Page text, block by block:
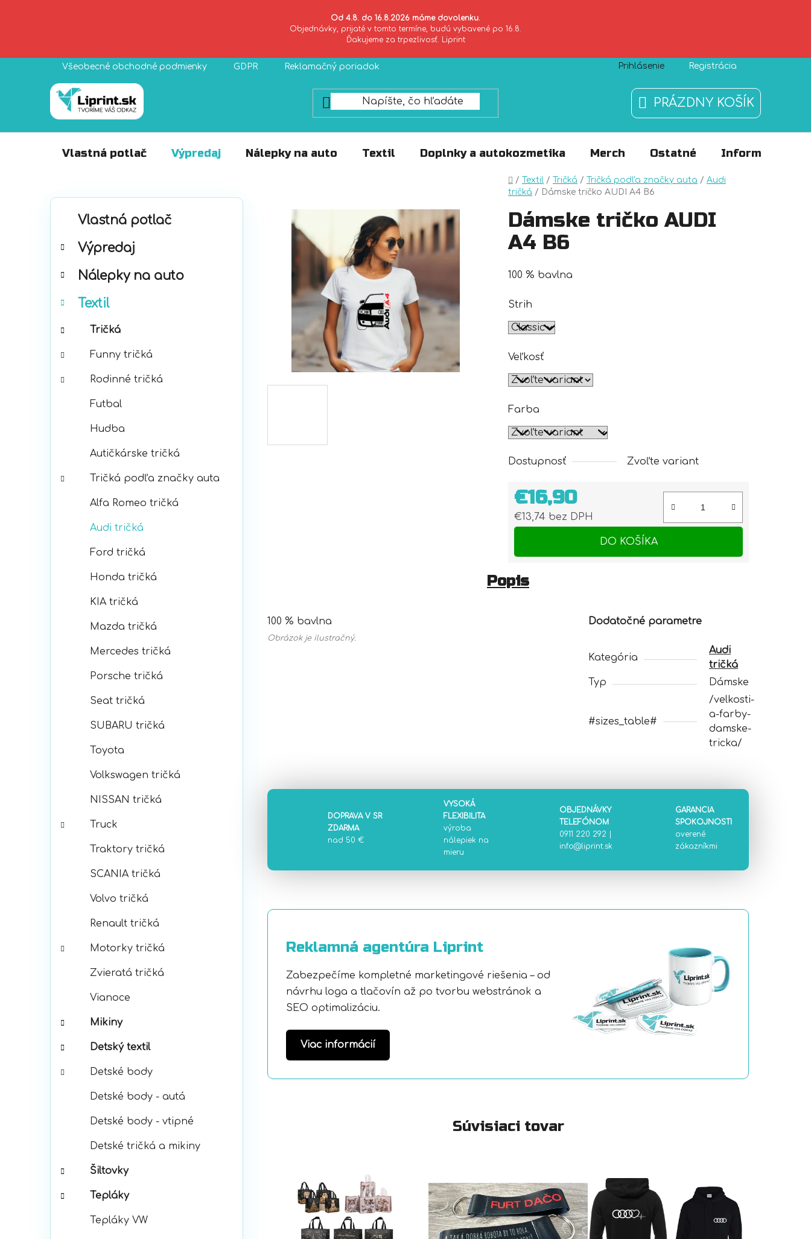
Od 4.8. do 16.8.2026 máme dovolenku.
Objednávky, prijaté v tomto termíne, budú vybavené po 16.8.
Ďakujeme za trpezlivosť. Liprint
Všeobecné obchodné podmienky GDPR Reklamačný poriadok Zásady používania súborov cookies O nás
Prihlásenie Registrácia
NÁKUPNÝ
KOŠÍK
PRÁZDNY KOŠÍK
Vlastná potlač Výpredaj Nálepky na auto Textil Doplnky a autokozmetika Merch Ostatné Informácie
Domov
/ Textil / Tričká / Tričká podľa značky auta / Audi
tričká / Dámske tričko AUDI A4 B6
B
Preskočiť
kategórie
e
ó
i
Vlastná potlač
Výpredaj
Nálepky na auto
Textil
Tričká
Funny tričká
Rodinné tričká
Futbal
Hudba
Autičkárske tričká
Tričká podľa značky auta
Alfa Romeo tričká
Audi tričká
Ford tričká
Honda tričká
KIA tričká
Mazda tričká
Mercedes tričká
Porsche tričká
Seat tričká
SUBARU tričká
Toyota
Volkswagen tričká
NISSAN tričká
Truck
Traktory tričká
SCANIA tričká
Volvo tričká
Renault tričká
Motorky tričká
Zvieratá tričká
Vianoce
Mikiny
Detský textil
Detské body
Detské body - autá
Detské body - vtipné
Detské tričká a mikiny
Šiltovky
Tepláky
Tepláky VW
Dámske tričko AUDI
A4 B6
100 % bavlna
Strih
Veľkosť
Farba
Dostupnosť Zvoľte variant
€16,90
€13,74 bez DPH
Jednotková cena:
DO KOŠÍKA
Popis
100 % bavlna
Obrázok je ilustračný.
Dodatočné parametre
Kategória
Audi
tričká
Typ
Dámske
#sizes_table#
/velkosti-
a-farby-
damske-
tricka/
DOPRAVA V SR
ZDARMA
nad 50 €
VYSOKÁ
FLEXIBILITA
výroba
nálepiek na
mieru
OBJEDNÁVKY
TELEFÓNOM
0911 220 292
info@liprint.sk
GARANCIA
SPOKOJNOSTI
overené
zákazníkmi
Reklamná agentúra Liprint
Zabezpečíme kompletné marketingové riešenia – od
návrhu loga a tlačovín až po tvorbu webstránok a
SEO optimalizáciu.
Viac informácií
Súvisiaci tovar